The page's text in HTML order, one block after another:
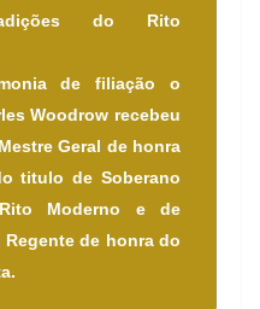
do Rito
de filiação o
Woodrow recebeu
Geral de honra
titulo de Soberano
Moderno e de
Regente de honra do